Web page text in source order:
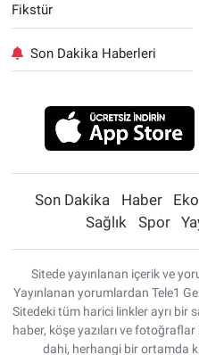
Fikstür
Son Dakika Haberleri
Son Dakika Haber
Sağlık
Spor
Sitede yayınlanan içerik ve
Yayınlanan yorumlardan Tele1
Sitedeki tüm harici linkler ayrı bir
haber, köşe yazıları ve
dahi, herhangi bir ortamda